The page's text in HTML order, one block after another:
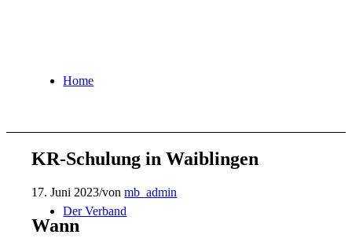
Home
Der Verband
KR-Schulung in Waiblingen
17. Juni 2023/vonmb_admin
Wann